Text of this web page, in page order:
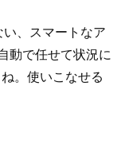
、スマートなア
動で任せて状況に
。使いこなせる